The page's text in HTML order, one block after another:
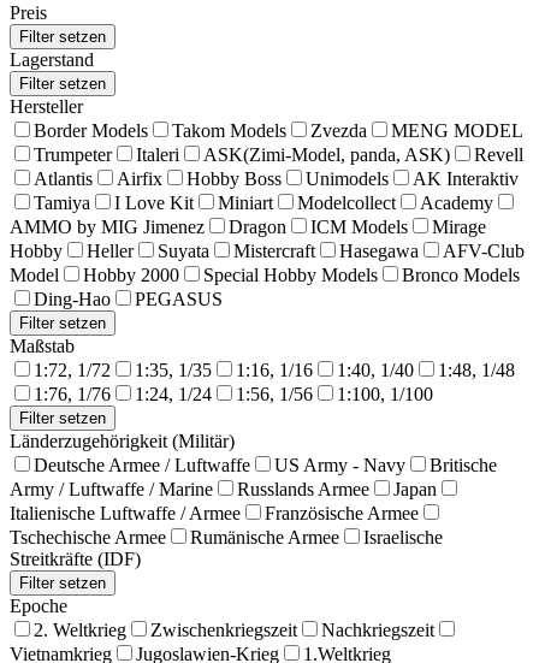
Preis
Lagerstand
Hersteller
Border Models
Takom Models Zvezda
MENG MODEL
Trumpeter
Italeri ASK(Zimi-Model, panda, ASK)
Revell
Atlantis
Airfix Hobby Boss Unimodels
AK Interaktiv
Tamiya
I Love Kit Miniart Modelcollect
Academy
AMMO by MIG Jimenez
Dragon ICM Models
Mirage
Hobby
Heller Suyata Mistercraft Hasegawa
AFV-Club
Model
Hobby 2000 Special Hobby Models
Bronco Models
Ding-Hao
PEGASUS
Maßstab
1:72, 1/72
1:35, 1/35 1:16, 1/16 1:40, 1/40
1:48, 1/48
1:76, 1/76
1:24, 1/24 1:56, 1/56 1:100, 1/100
Länderzugehörigkeit (Militär)
Deutsche Armee / Luftwaffe
US Army - Navy
Britische
Army / Luftwaffe / Marine
Russlands Armee
Japan
Italienische Luftwaffe / Armee
Französische Armee
Tschechische Armee
Rumänische Armee
Israelische
Streitkräfte (IDF)
Epoche
2. Weltkrieg
Zwischenkriegszeit
Nachkriegszeit
Vietnamkrieg
Jugoslawien-Krieg 1.Weltkrieg